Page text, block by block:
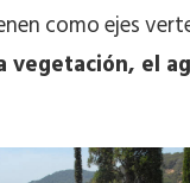
como ejes
vegetación, el